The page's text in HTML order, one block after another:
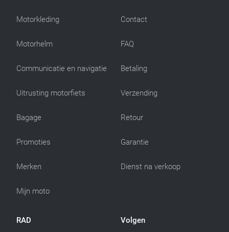
Motorkleding
Motorhelm
Communicatie en navigatie
Uitrusting motorfiets
Bagage
Promoties
Merken
Mijn moto
Contact
FAQ
Betaling
Verzending
Retour
Garantie
Dienst na verkoop
RAD Volgen